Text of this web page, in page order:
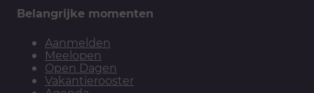
Belangrijke momenten
Aanmelden
Meelopen
Open Dagen
Vakantierooster